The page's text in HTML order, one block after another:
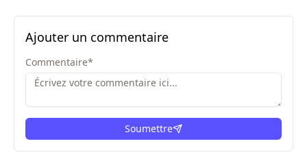
Ajouter un commentaire
Commentaire*
Soumettre